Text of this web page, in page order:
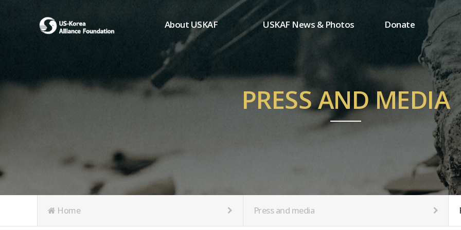
About USKAF
Chairman's Greeting
President's Greeting
Purpose of Foundation
Board of Directors
Articles of Incorporation
USKAF News & Photos
USKAF Photos
USKAF PIP Photos 2023
Notice
Donate
One-time donation
Regular donation
MemberShip
PRESS AND MEDIA
Home Press and media